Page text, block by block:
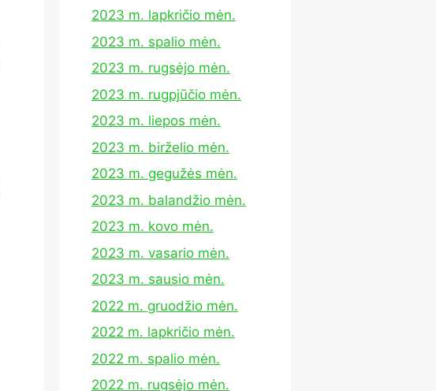
2023 m. lapkričio mėn.
2023 m. spalio mėn.
2023 m. rugsėjo mėn.
2023 m. rugpjūčio mėn.
2023 m. liepos mėn.
2023 m. birželio mėn.
2023 m. gegužės mėn.
2023 m. balandžio mėn.
2023 m. kovo mėn.
2023 m. vasario mėn.
2023 m. sausio mėn.
2022 m. gruodžio mėn.
2022 m. lapkričio mėn.
2022 m. spalio mėn.
2022 m. rugsėjo mėn.